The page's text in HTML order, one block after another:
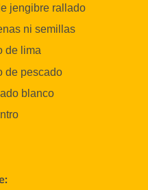
jengibre rallado
ni semillas
de lima
de pescado
blanco